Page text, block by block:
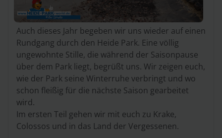
Auch dieses Jahr begeben wir uns wieder auf einen
Rundgang durch den Heide Park. Eine völlig
ungewohnte Stille, die während der Saisonpause
über dem Park liegt, begrüßt uns. Wir zeigen euch,
wie der Park seine Winterruhe verbringt und wo
schon fleißig für die nächste Saison gearbeitet
wird.
Im ersten Teil gehen wir mit euch zu Krake,
Colossos und in das Land der Vergessenen.